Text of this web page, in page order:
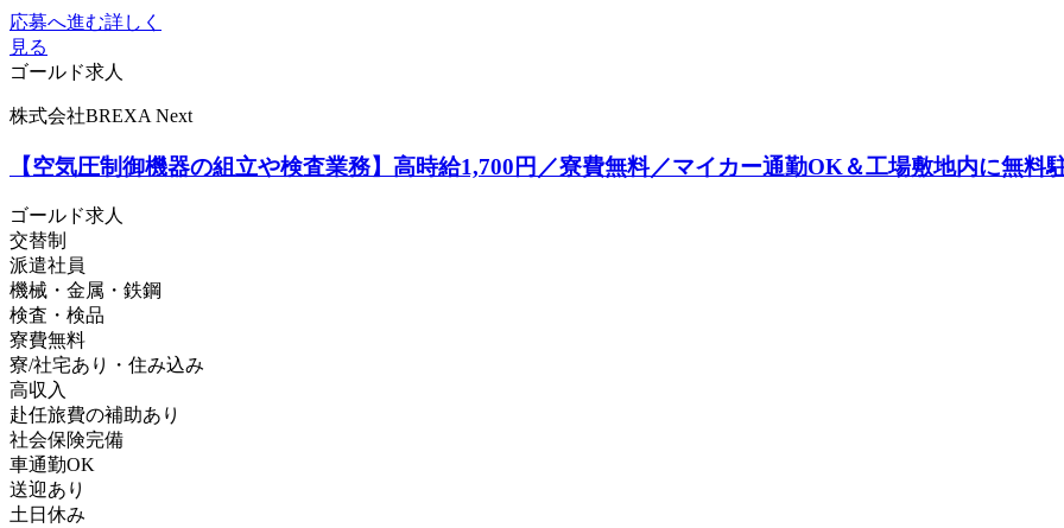
応募へ進む詳しく
見る
ゴールド求人
株式会社BREXA Next
【空気圧制御機器の組立や検査業務】高時給1,700円／寮費無料／マイカー通勤OK＆工場敷地内に無料
ゴールド求人
交替制
派遣社員
機械・金属・鉄鋼
検査・検品
寮費無料
寮/社宅あり・住み込み
高収入
赴任旅費の補助あり
社会保険完備
車通勤OK
送迎あり
土日休み